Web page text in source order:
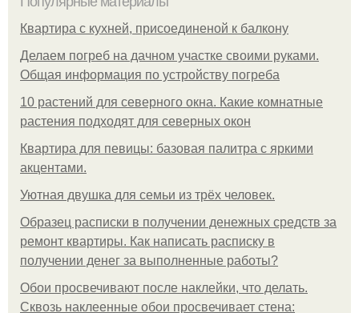
Квартира с кухней, присоединеной к балкону
Делаем погреб на дачном участке своими руками.
Общая информация по устройству погреба
10 растений для северного окна. Какие комнатные
растения подходят для северных окон
Квартира для певицы: базовая палитра с яркими
акцентами.
Уютная двушка для семьи из трёх человек.
Образец расписки в получении денежных средств за
ремонт квартиры. Как написать расписку в
получении денег за выполненные работы?
Обои просвечивают после наклейки, что делать.
Сквозь наклеенные обои просвечивает стена: